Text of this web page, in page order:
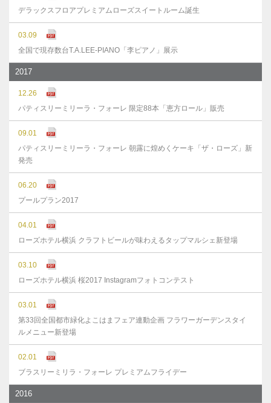
デラックスフロアプレミアムローズスイートルーム誕生
03.09
全国で現存数台T.A.LEE-PIANO「李ピアノ」展示
2017
12.26
パティスリーミリーラ・フォーレ 限定88本「恵方ロール」販売
09.01
パティスリーミリーラ・フォーレ 朝露に煌めくケーキ「ザ・ローズ」新
発売
06.20
プールプラン2017
04.01
ローズホテル横浜 クラフトビールが味わえるタップマルシェ新登場
03.10
ローズホテル横浜 桜2017 Instagramフォトコンテスト
03.01
第33回全国都市緑化よこはまフェア連動企画 フラワーガーデンスタイ
ルメニュー新登場
02.01
ブラスリーミリラ・フォーレ プレミアムフライデー
2016